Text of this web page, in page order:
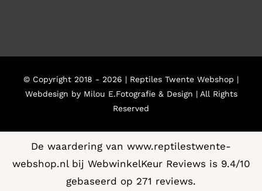
© Copyright 2018 - 2026 | Reptiles Twente Webshop |
Webdesign by Milou E.Fotografie & Design | All Rights
Reserved
De waardering van www.reptilestwente-
webshop.nl bij WebwinkelKeur Reviews is 9.4/10
gebaseerd op 271 reviews.